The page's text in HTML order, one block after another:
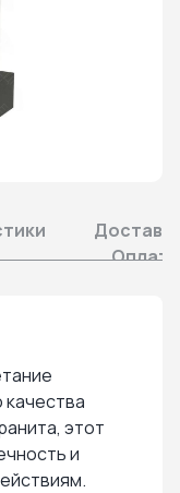
Оплата
качества
этот
и